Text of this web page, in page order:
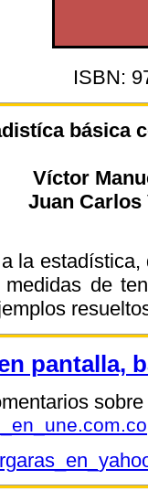
ISBN:
básica
Víctor
Juan Carlos
la
medidas de
pantalla,